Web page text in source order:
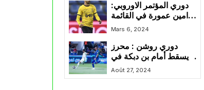
دوري المؤتمر الاوروبي:
امين عمورة في القائمة
الموسعة لفريقه سانت
فينربخشة التركي
Mars 6, 2024
دوري روشن : محرز
يسقط أمام بن دبكة في
الجولة الثانية
Août 27, 2024